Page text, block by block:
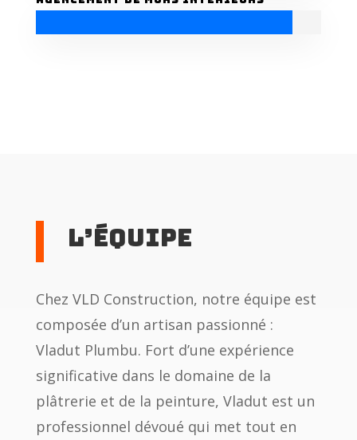
L’équipe
Chez VLD Construction, notre équipe est
composée d’un artisan passionné :
Vladut Plumbu. Fort d’une expérience
significative dans le domaine de la
plâtrerie et de la peinture, Vladut est un
professionnel dévoué qui met tout en